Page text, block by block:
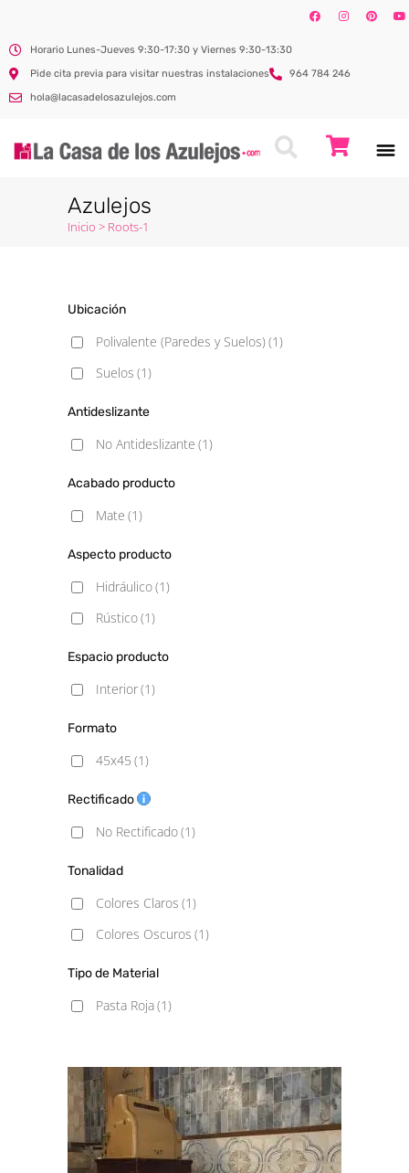
Horario Lunes-Jueves 9:30-17:30 y Viernes 9:30-13:30
Pide cita previa para visitar nuestras instalaciones
964 784 246
hola@lacasadelosazulejos.com
Azulejos
Inicio > Roots-1
Ubicación
Polivalente (Paredes y Suelos)(1)
Suelos (1)
Antideslizante
No Antideslizante (1)
Acabado producto
Mate (1)
Aspecto producto
Hidráulico(1)
Rústico(1)
Espacio producto
Interior(1)
Formato
45x45 (1)
Rectificado
No Rectificado(1)
Tonalidad
Colores Claros (1)
Colores Oscuros (1)
Tipo de Material
Pasta Roja(1)